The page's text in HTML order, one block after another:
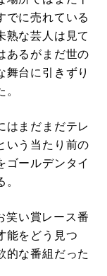
でに売れている
熟な芸人は見て
あるがまだ世の
舞台に引きずり
まだまだテレ
いう当たり前の
ゴールデンタイ
笑い賞レース番
能をどう見つ
的な番組だった